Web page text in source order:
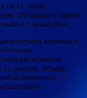
на 11 часов
Отправка и приём
к 3 часам дня.
времени в
выполнения
рейсов, четыре
отменено», –